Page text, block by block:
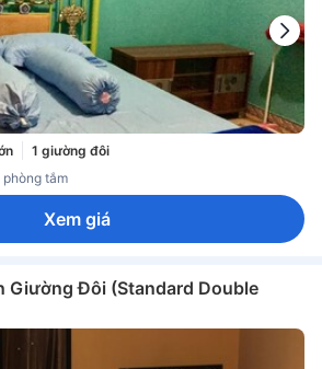
1 giường đôi
phòng tắm
Xem giá
Giường Đôi (Standard Double